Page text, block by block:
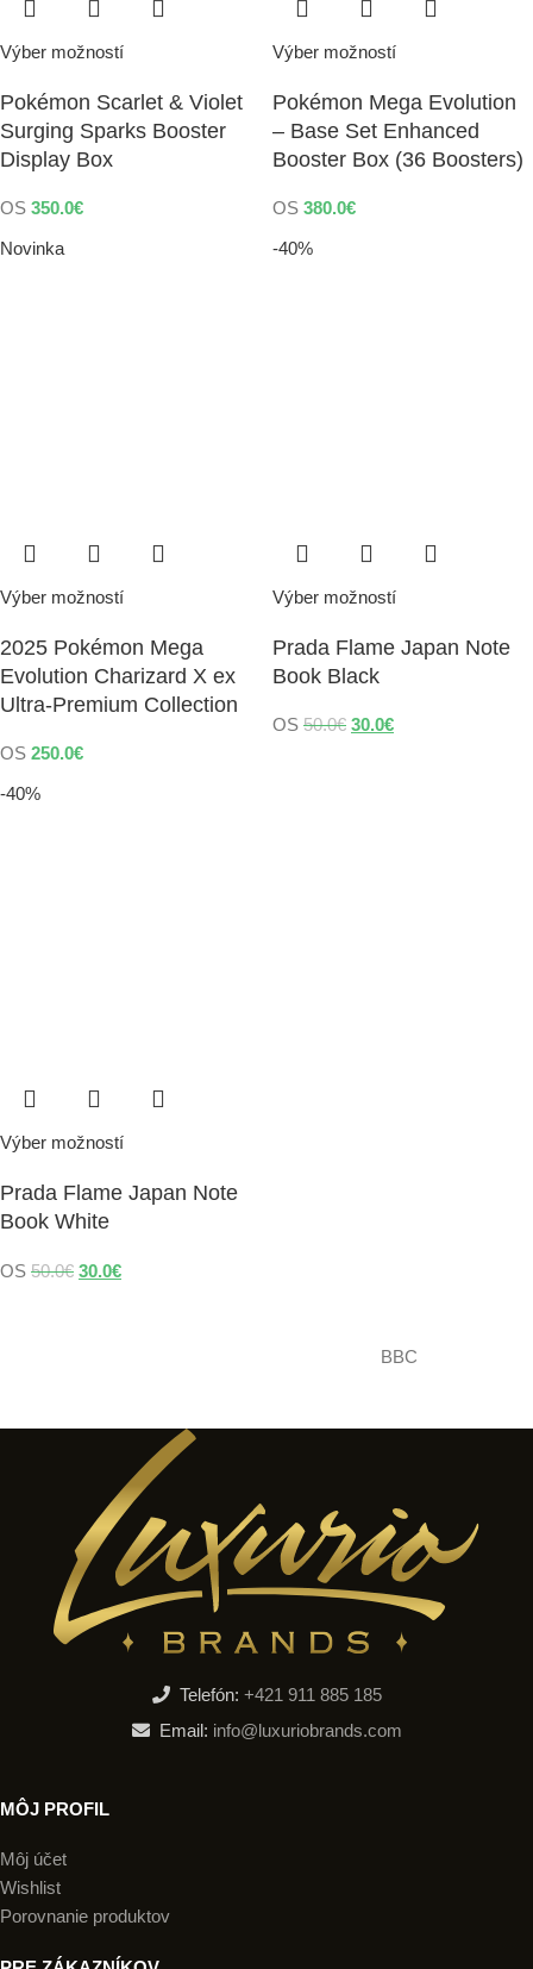
Výber možností
Pokémon Scarlet & Violet
Surging Sparks Booster
Display Box
OS 350.0€
Výber možností
Pokémon Mega Evolution
– Base Set Enhanced
Booster Box (36 Boosters)
OS 380.0€
Novinka
Výber možností
2025 Pokémon Mega
Evolution Charizard X ex
Ultra-Premium Collection
OS 250.0€
-40%
Výber možností
Prada Flame Japan Note
Book Black
OS 50.0€ 30.0€
-40%
Výber možností
Prada Flame Japan Note
Book White
OS 50.0€ 30.0€
BBC
Telefón: +421 911 885 185
Email: info@luxuriobrands.com
MÔJ PROFIL
Môj účet
Wishlist
Porovnanie produktov